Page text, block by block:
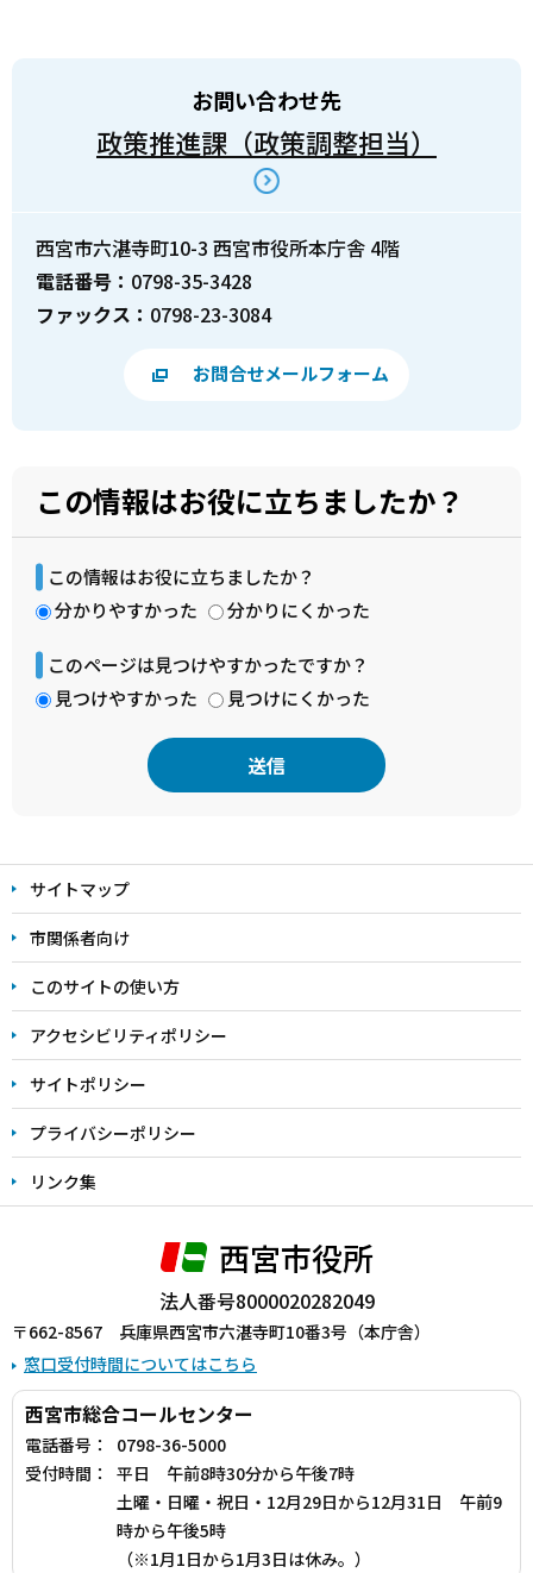
お問い合わせ先
政策推進課（政策調整担当）
西宮市六湛寺町10-3 西宮市役所本庁舎 4階
電話番号： 0798-35-3428
ファックス： 0798-23-3084
お問合せメールフォーム
この情報はお役に立ちましたか？
この情報はお役に立ちましたか？
分かりやすかった
分かりにくかった
このページは見つけやすかったですか？
見つけやすかった
見つけにくかった
文
こ
こ
ま
で
サイトマップ
市関係者向け
このサイトの使い方
アクセシビリティポリシー
サイトポリシー
プライバシーポリシー
リンク集
西宮市役所
法人番号8000020282049
〒662-8567 兵庫県西宮市六湛寺町10番3号（本庁舎）
窓口受付時間についてはこちら
西宮市総合コールセンター
電話番号：
0798-36-5000
受付時間：
平日 午前8時30分から午後7時
土曜・日曜・祝日・12月29日から12月31日 午前9
時から午後5時
（※1月1日から1月3日は休み。）